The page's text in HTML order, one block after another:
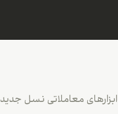
ابزارهای معاملاتی نسل جدید